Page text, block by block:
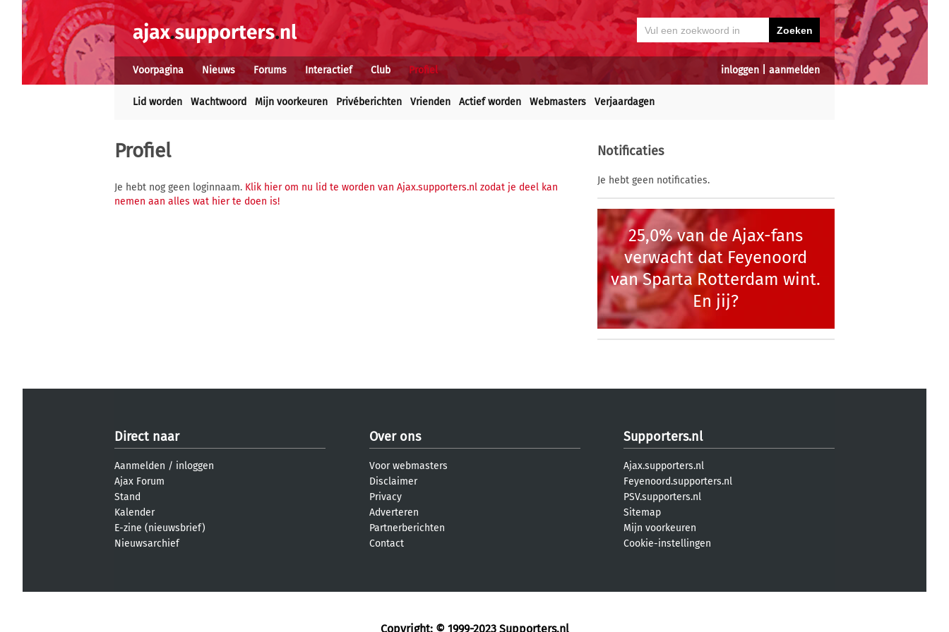
inloggen aanmelden
Voorpagina Nieuws Forums Interactief Club Profiel
Lid worden Wachtwoord Mijn voorkeuren Privéberichten Vrienden Actief worden Webmasters Verjaardagen
Profiel
Je hebt nog geen loginnaam. Klik hier om nu lid te worden van Ajax.supporters.nl zodat je deel kan
nemen aan alles wat hier te doen is!
Notificaties
Je hebt geen notificaties.
25,0% van de Ajax-fans
verwacht dat Feyenoord
van Sparta Rotterdam wint.
En jij?
Direct naar
Aanmelden / inloggen
Ajax Forum
Stand
Kalender
E-zine (nieuwsbrief)
Nieuwsarchief
Over ons
Voor webmasters
Disclaimer
Privacy
Adverteren
Partnerberichten
Contact
Supporters.nl
Ajax.supporters.nl
Feyenoord.supporters.nl
PSV.supporters.nl
Sitemap
Mijn voorkeuren
Cookie-instellingen
Copyright: © 1999-2023 Supporters.nl